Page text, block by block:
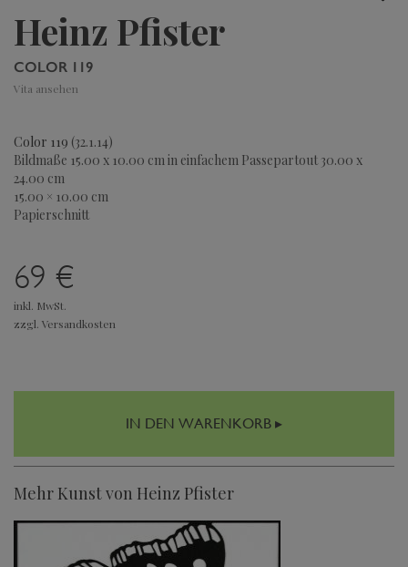
Heinz Pfister
COLOR 119
Vita ansehen
Color 119 (32.1.14)
Bildmaße 15.00 x 10.00 cm in einfachem Passepartout 30.00 x
24.00 cm
15.00 × 10.00 cm
Papierschnitt
69 €
inkl. MwSt.
zzgl. Versandkosten
IN DEN WARENKORB ▸
Mehr Kunst von Heinz Pfister